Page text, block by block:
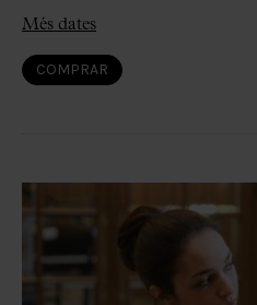
Més dates
COMPRAR